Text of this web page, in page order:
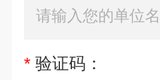
* 验证码：